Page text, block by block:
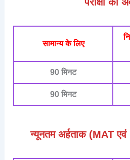
सामान्य के लिए
90 मिनट
90 मिनट
न्यूनतम अर्हताक (MAT